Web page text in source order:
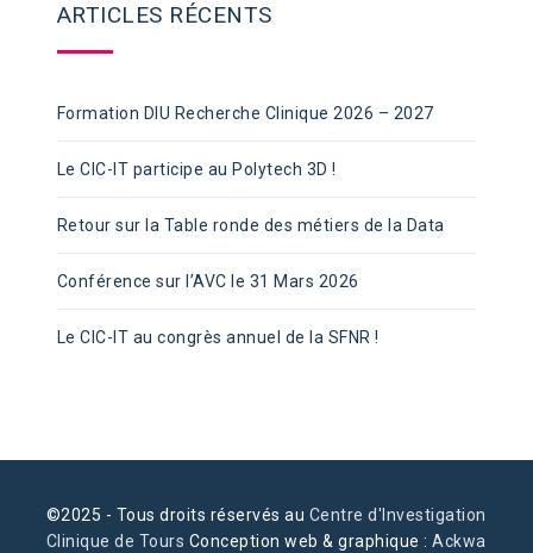
ARTICLES RÉCENTS
Formation DIU Recherche Clinique 2026 – 2027
Le CIC-IT participe au Polytech 3D !
Retour sur la Table ronde des métiers de la Data
Conférence sur l’AVC le 31 Mars 2026
Le CIC-IT au congrès annuel de la SFNR !
©2025 - Tous droits réservés au Centre d'Investigation
Clinique de Tours Conception web & graphique :Ackwa